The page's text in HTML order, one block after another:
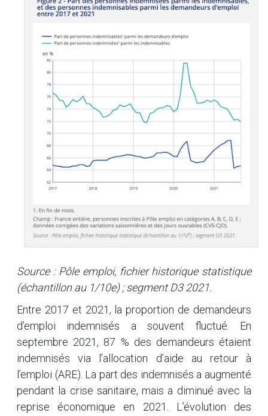
Source : Pôle emploi, fichier historique statistique
(échantillon au 1/10e) ; segment D3 2021.
Entre 2017 et 2021, la proportion de demandeurs
d’emploi indemnisés a souvent fluctué. En
septembre 2021, 87 % des demandeurs étaient
indemnisés via l’allocation d’aide au retour à
l’emploi (ARE). La part des indemnisés a augmenté
pendant la crise sanitaire, mais a diminué avec la
reprise économique en 2021. L’évolution des